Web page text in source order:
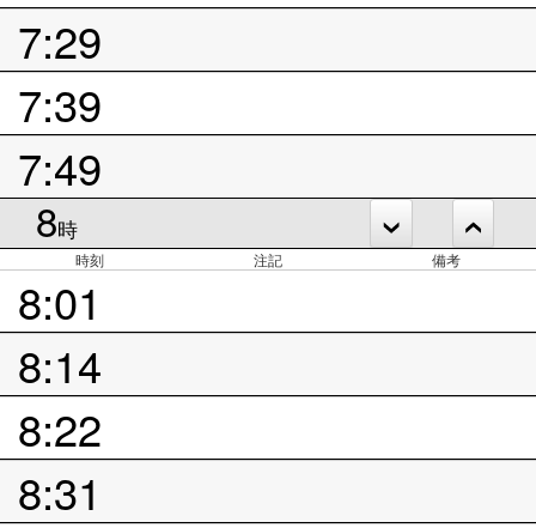
7:29
7:39
7:49
8時
時刻 注記 備考
8:01
8:14
8:22
8:31